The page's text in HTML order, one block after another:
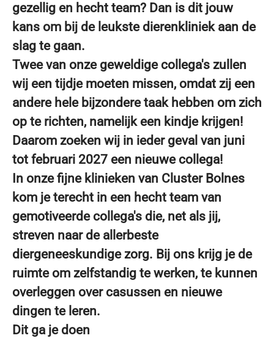
gezellig en hecht team? Dan is dit jouw
kans om bij de leukste dierenkliniek aan de
slag te gaan.
Twee van onze geweldige collega's zullen
wij een tijdje moeten missen, omdat zij een
andere hele bijzondere taak hebben om zich
op te richten, namelijk een kindje krijgen!
Daarom zoeken wij in ieder geval van juni
tot februari 2027 een nieuwe collega!
In onze fijne klinieken van Cluster Bolnes
kom je terecht in een hecht team van
gemotiveerde collega's die, net als jij,
streven naar de allerbeste
diergeneeskundige zorg. Bij ons krijg je de
ruimte om zelfstandig te werken, te kunnen
overleggen over casussen en nieuwe
dingen te leren.
Dit ga je doen